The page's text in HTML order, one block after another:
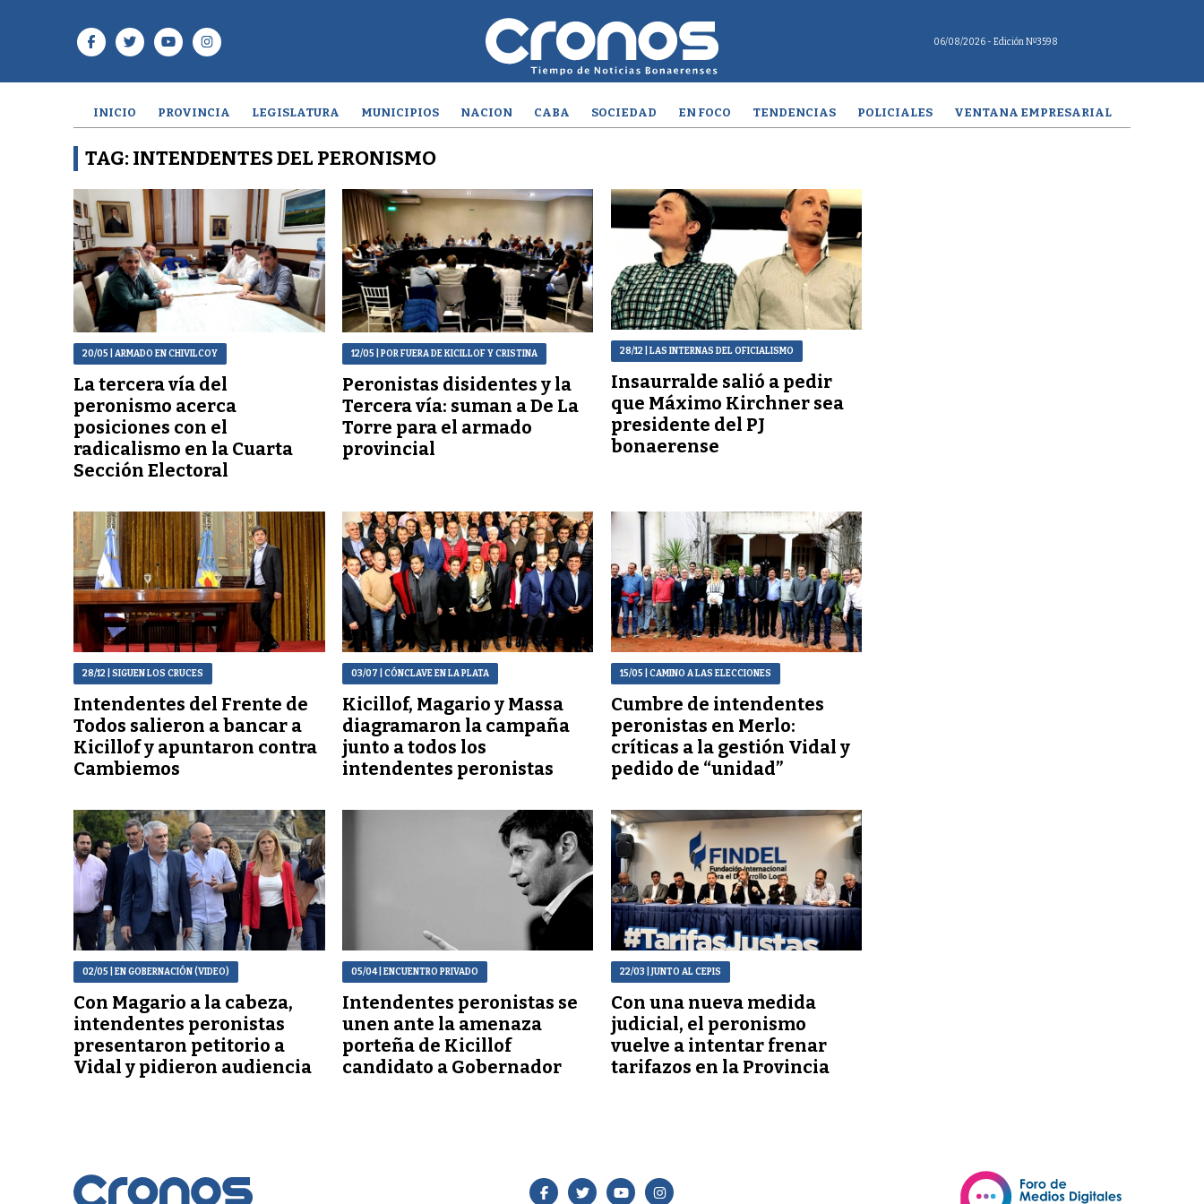
06/08/2026 - Edición Nº3598
INICIO PROVINCIA LEGISLATURA MUNICIPIOS NACION CABA SOCIEDAD EN FOCO TENDENCIAS POLICIALES VENTANA EMPRESARIAL
TAG: INTENDENTES DEL PERONISMO
20/05 | ARMADO EN CHIVILCOY
La tercera vía del
peronismo acerca
posiciones con el
radicalismo en la Cuarta
Sección Electoral
12/05 | POR FUERA DE KICILLOF Y CRISTINA
Peronistas disidentes y la
Tercera vía: suman a De La
Torre para el armado
provincial
28/12| LAS INTERNAS DEL OFICIALISMO
Insaurralde salió a pedir
que Máximo Kirchner sea
presidente del PJ
bonaerense
28/12 | SIGUEN LOS CRUCES
Intendentes del Frente de
Todos salieron a bancar a
Kicillof y apuntaron contra
Cambiemos
03/07 | CÓNCLAVE EN LA PLATA
Kicillof, Magario y Massa
diagramaron la campaña
junto a todos los
intendentes peronistas
15/05 | CAMINO A LAS ELECCIONES
Cumbre de intendentes
peronistas en Merlo:
críticas a la gestión Vidal y
pedido de “unidad”
02/05 | EN GOBERNACIÓN (VIDEO)
Con Magario a la cabeza,
intendentes peronistas
presentaron petitorio a
Vidal y pidieron audiencia
05/04| ENCUENTRO PRIVADO
Intendentes peronistas se
unen ante la amenaza
porteña de Kicillof
candidato a Gobernador
22/03 | JUNTO AL CEPIS
Con una nueva medida
judicial, el peronismo
vuelve a intentar frenar
tarifazos en la Provincia